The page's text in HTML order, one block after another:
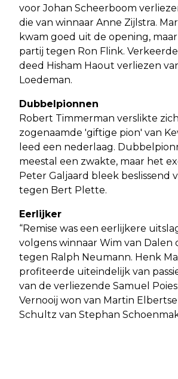
voor Johan Scheerboom
die van winnaar Anne Zijlstra.
kwam goed uit de opening,
partij tegen Ron Flink.
deed Hisham Haout verliezen
Loedeman.
Dubbelpionnen
Robert Timmerman verslikte
zogenaamde 'giftige pion' van
leed een nederlaag.
meestal een zwakte, maar het
Peter Galjaard bleek beslissend
tegen Bert Plette.
Eerlijker
“Remise was een eerlijkere
volgens winnaar Wim van Dalen
tegen Ralph Neumann. Henk
profiteerde uiteindelijk van
van de verliezende Samuel
Vernooij won van Martin
Schultz van Stephan